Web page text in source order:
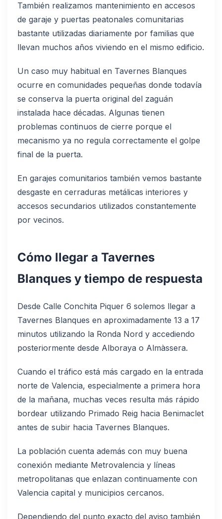
También realizamos mantenimiento en accesos
de garaje y puertas peatonales comunitarias
bastante utilizadas diariamente por familias que
llevan muchos años viviendo en el mismo edificio.
Un caso muy habitual en Tavernes Blanques
ocurre en comunidades pequeñas donde todavía
se conserva la puerta original del zaguán
instalada hace décadas. Algunas tienen
problemas continuos de cierre porque el
mecanismo ya no regula correctamente el golpe
final de la puerta.
En garajes comunitarios también vemos bastante
desgaste en cerraduras metálicas interiores y
accesos secundarios utilizados constantemente
por vecinos.
Cómo llegar a Tavernes
Blanques y tiempo de respuesta
Desde Calle Conchita Piquer 6 solemos llegar a
Tavernes Blanques en aproximadamente 13 a 17
minutos utilizando la Ronda Nord y accediendo
posteriormente desde Alboraya o Almàssera.
Cuando el tráfico está más cargado en la entrada
norte de Valencia, especialmente a primera hora
de la mañana, muchas veces resulta más rápido
bordear utilizando Primado Reig hacia Benimaclet
antes de subir hacia Tavernes Blanques.
La población cuenta además con muy buena
conexión mediante Metrovalencia y líneas
metropolitanas que enlazan continuamente con
Valencia capital y municipios cercanos.
Dependiendo del punto exacto del aviso también